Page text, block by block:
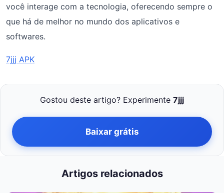
você interage com a tecnologia, oferecendo sempre o
que há de melhor no mundo dos aplicativos e
softwares.
7jjj APK
Gostou deste artigo? Experimente 7jjj
Baixar grátis
Artigos relacionados